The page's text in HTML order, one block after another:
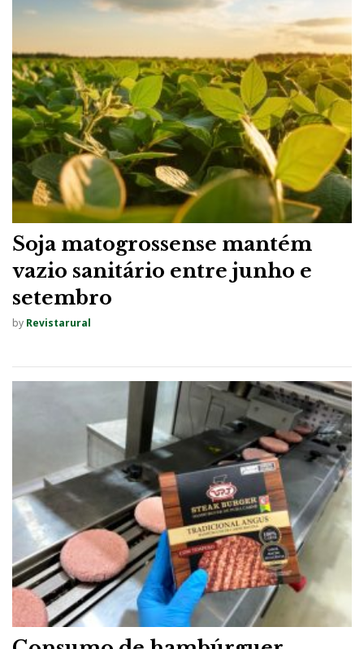
Soja matogrossense mantém
vazio sanitário entre junho e
setembro
by Revistarural